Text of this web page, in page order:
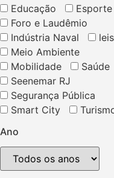
Educação
Esporte
Foro e Laudêmio
Indústria Naval
leis
Meio Ambiente
Mobilidade
Saúde
Seenemar RJ
Segurança Pública
Smart City
Ano